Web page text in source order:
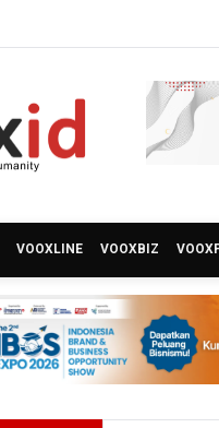
VOOXLINE VOOXBIZ